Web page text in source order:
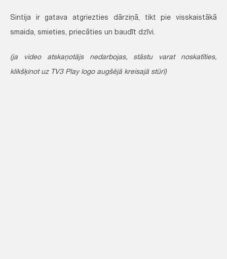
Sintija ir gatava atgriezties dārziņā, tikt pie visskaistākā
smaida, smieties, priecāties un baudīt dzīvi.
(ja video atskaņotājs nedarbojas, stāstu varat noskatīties,
klikšķinot uz TV3 Play logo augšējā kreisajā stūrī)